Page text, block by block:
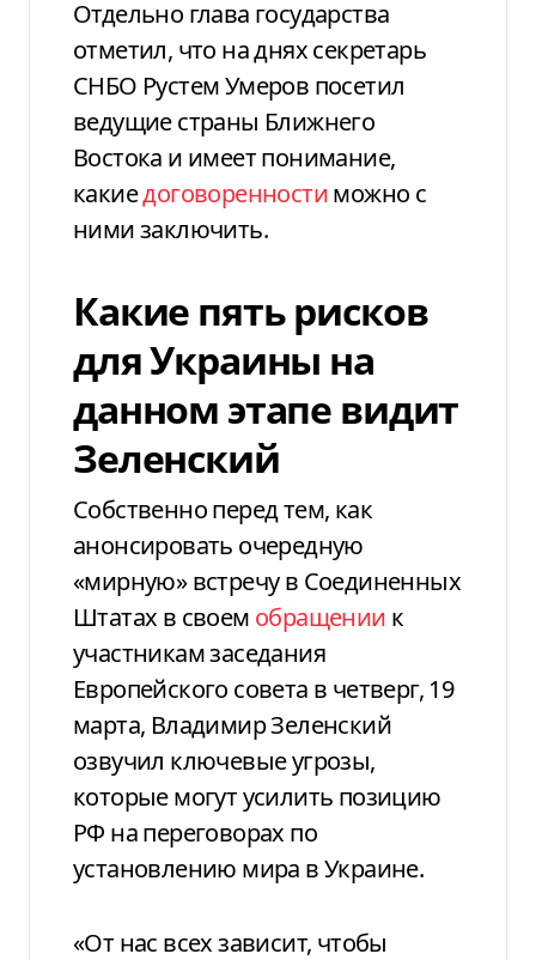
Отдельно глава государства
отметил, что на днях секретарь
СНБО Рустем Умеров посетил
ведущие страны Ближнего
Востока и имеет понимание,
какиедоговоренностиможно с
ними заключить.
Какие пять рисков
для Украины на
данном этапе видит
Зеленский
Собственно перед тем, как
анонсировать очередную
«мирную» встречу в Соединенных
Штатах в своем обращении к
участникам заседания
Европейского совета в четверг, 19
марта, Владимир Зеленский
озвучил ключевые угрозы,
которые могут усилить позицию
РФ на переговорах по
установлению мира в Украине.
«От нас всех зависит, чтобы